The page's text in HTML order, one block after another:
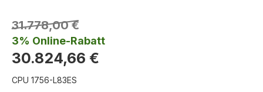
31.778,00 €
3% Online-Rabatt
30.824,66 €
CPU 1756-L83ES